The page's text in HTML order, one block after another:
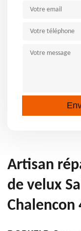
Artisan
de velux
Chalencon